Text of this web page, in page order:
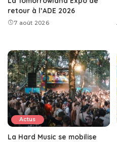
retour à l’ADE 2026
7 août 2026
Actus
La Hard Music se mobilise